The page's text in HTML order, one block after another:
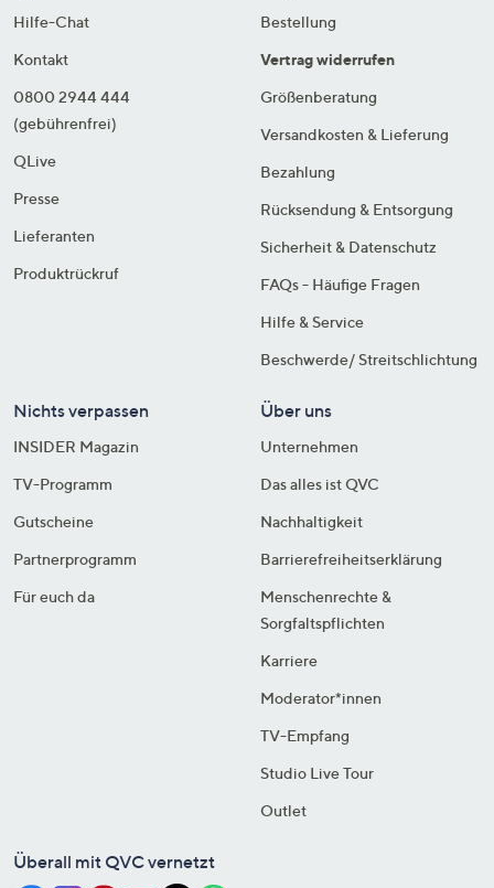
Hilfe-Chat
Kontakt
0800 2944 444
(gebührenfrei)
QLive
Presse
Lieferanten
Produktrückruf
Bestellung
Vertrag widerrufen
Größenberatung
Versandkosten & Lieferung
Bezahlung
Rücksendung & Entsorgung
Sicherheit & Datenschutz
FAQs - Häufige Fragen
Hilfe & Service
Beschwerde/ Streitschlichtung
Nichts verpassen
INSIDER Magazin
TV-Programm
Gutscheine
Partnerprogramm
Für euch da
Über uns
Unternehmen
Das alles ist QVC
Nachhaltigkeit
Barrierefreiheitserklärung
Menschenrechte &
Sorgfaltspflichten
Karriere
Moderator*innen
TV-Empfang
Studio Live Tour
Outlet
Überall mit QVC vernetzt